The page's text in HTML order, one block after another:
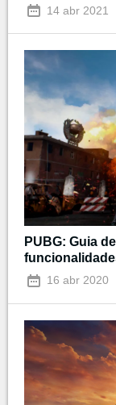
14 abr 2021
PUBG: Guia
16 abr 2020